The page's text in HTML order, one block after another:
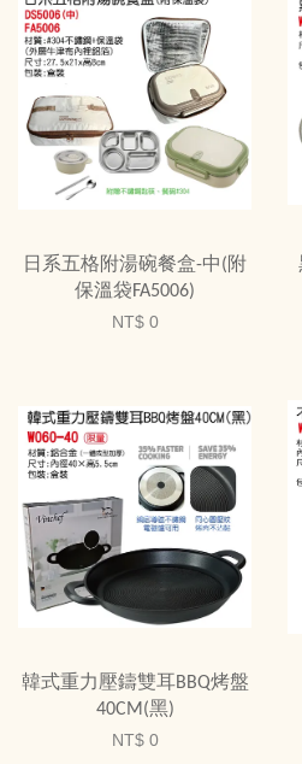
日系五格附湯碗餐盒-中(附
保溫袋FA5006)
NT$ 0
韓式重力壓鑄雙耳BBQ烤盤
40CM(黑)
NT$ 0